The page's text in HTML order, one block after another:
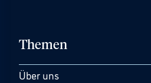
Themen
Über uns